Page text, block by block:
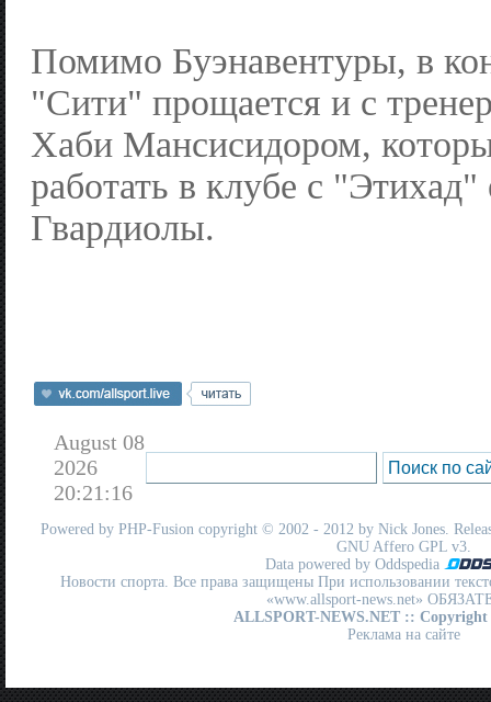
Помимо Буэнавентуры, в
"Сити" прощается и с
Хаби Мансисидором,
работать в клубе с
Гвардиолы.
August 08
2026
20:21:16
Powered by PHP-Fusion copyright © 2002 - 2012 by Nick Jones.
GNU Affero GPL v3.
Data powered by Oddspedia
Новости спорта. Все права защищены При использовании
«www.allsport-news.net»
ALLSPORT-NEWS.NET :: Copyright
Реклама на сайте